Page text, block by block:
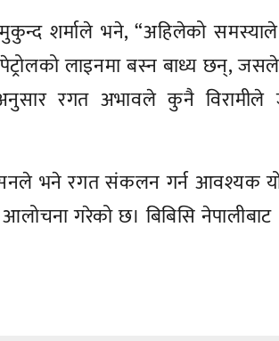
मुकुन्द शर्माले भने, “अहिलेको समस्याले
लाइनमा बस्न बाध्य छन्, जसले
रगत अभावले कुनै विरामीले
भने रगत संकलन गर्न आवश्यक
गरेको छ। बिबिसि नेपालीबाट